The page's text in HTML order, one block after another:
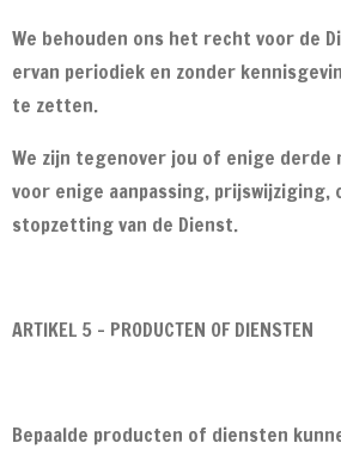
We behouden ons het recht voor de
ervan periodiek en zonder
te zetten.
We zijn tegenover jou of enige derde
voor enige aanpassing,
stopzetting van de Dienst.
ARTIKEL 5 - PRODUCTEN OF DIENSTEN
Bepaalde producten of diensten